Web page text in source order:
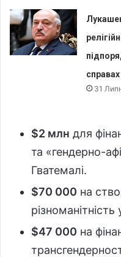
31
$2 млн для
та «гендерно-
Гватемалі.
$70 000 на
різноманітність
$47 000 на